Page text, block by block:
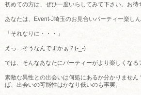
初めての方は、ぜひ一度いらしてみて下さい。お待
あなたは、Event-J埼玉のお見合いパーティー楽し
「それなりに・・・」
えっ....そうなんですかぁ？(-_-)
では、そんなあなたにパーティーがより楽しくなる
素敵な異性との出会いは何処にあるか分かりませ
ば、出会いの可能性はかなり低いのも事実。